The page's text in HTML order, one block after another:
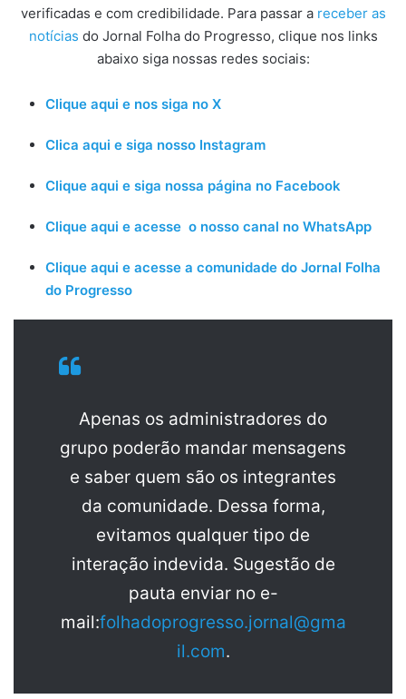
verificadas e com credibilidade. Para passar a receber as
notícias do Jornal Folha do Progresso, clique nos links
abaixo siga nossas redes sociais:
Clique aqui e nos siga no X
Clica aqui e siga nosso Instagram
Clique aqui e siga nossa página no Facebook
Clique aqui e acesse o nosso canal no WhatsApp
Clique aqui e acesse a comunidade do Jornal Folha
do Progresso
Apenas os administradores do
grupo poderão mandar mensagens
e saber quem são os integrantes
da comunidade. Dessa forma,
evitamos qualquer tipo de
interação indevida. Sugestão de
pauta enviar no e-
mail:folhadoprogresso.jornal@gma
il.com.